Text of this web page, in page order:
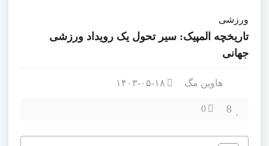
ورزشی
تاریخچه المپیک: سیر تحول یک رویداد ورزشی
جهانی
هاوین مگ ۱۴۰۳-۰۵-۱۸
8
0